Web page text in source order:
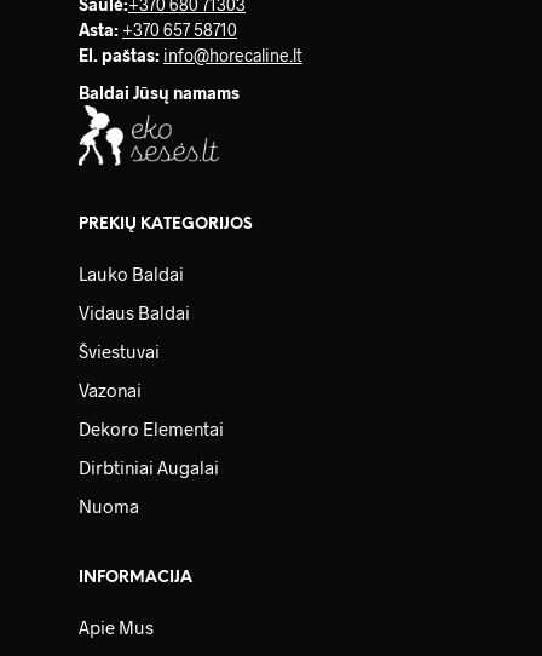
Asta: +370 657 58710
El. paštas: info@horecaline.lt
Baldai Jūsų namams
PREKIŲ KATEGORIJOS
Lauko Baldai
Vidaus Baldai
Šviestuvai
Vazonai
Dekoro Elementai
Dirbtiniai Augalai
Nuoma
INFORMACIJA
Apie Mus